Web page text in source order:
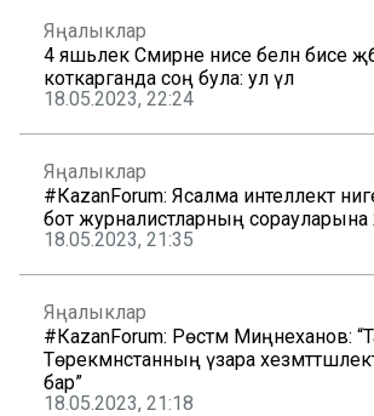
Яңалыклар
4 яшьлек Сәмирәне әнисе белән әбисе
коткарганда соң була: ул үлә
18.05.2023, 22:24
Яңалыклар
#КаzanForum: Ясалма интеллект
бот журналистларның
18.05.2023, 21:35
Яңалыклар
#КаzanForum: Рөстәм Миңнеханов:
Төрекмәнстанның үзара
бар”
18.05.2023, 21:18